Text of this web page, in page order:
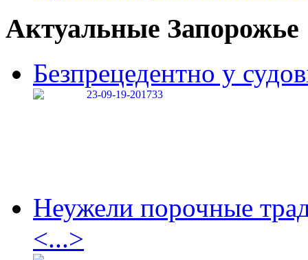
Актуальные Запорожье
Безпрецедентно у
Неужели порочные
<...>